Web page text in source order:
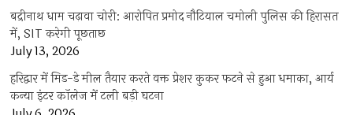
बद्रीनाथ धाम चढ़ावा चोरी: आरोपित प्रमोद नौटियाल चमोली पुलिस की हिरासत
में, SIT करेगी पूछताछ
July 13, 2026
हरिद्वार में मिड-डे मील तैयार करते वक्त प्रेशर कुकर फटने से हुआ धमाका, आर्य
कन्या इंटर कॉलेज में टली बड़ी घटना